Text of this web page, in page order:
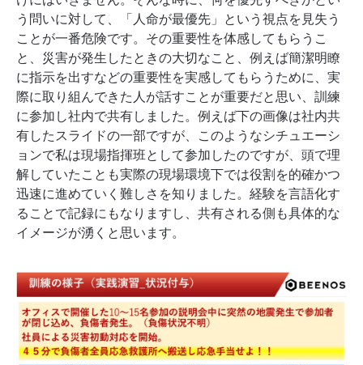
う問いに対して、「人命が最優先」という視点を見失う
ことが一番危険です。その重要性を体感してもらうこ
と、災害が発生したときの大切なこと、例えば簡潔明瞭
に指示を出すなどの重要性を実感してもらうために、実
際に取り組んできた人が話すことが重要だと思い、訓練
に参加し社内で共有しました。例えば下の画像は社内共
有したスライドの一部ですが、このようなシチュエーシ
ョンで私は現場指揮班として参加したのですが、頭で理
解していたことも実際の現場環境下では役割を的確かつ
迅速に進めていく難しさを知りました。経験を言語化す
ることで記録にもなりますし、共有される側も具体的な
イメージが湧くと思います。